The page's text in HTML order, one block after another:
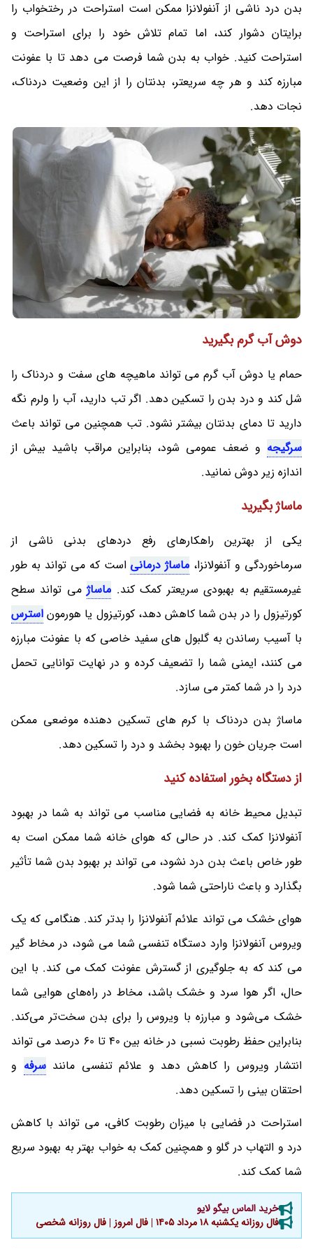
بدن درد ناشی از آنفولانزا ممکن است استراحت در رختخواب را
برایتان دشوار کند، اما تمام تلاش خود را برای استراحت و
استراحت کنید. خواب به بدن شما فرصت می دهد تا با عفونت
مبارزه کند و هر چه سریعتر، بدنتان را از این وضعیت دردناک،
نجات دهد.
دوش آب گرم بگیرید
حمام یا دوش آب گرم می تواند ماهیچه های سفت و دردناک را
شل کند و درد بدن را تسکین دهد. اگر تب دارید، آب را ولرم نگه
دارید تا دمای بدنتان بیشتر نشود. تب همچنین می تواند باعث
سرگیجه و ضعف عمومی شود، بنابراین مراقب باشید بیش از
اندازه زیر دوش نمانید.
ماساژ بگیرید
یکی از بهترین راهکارهای رفع دردهای بدنی ناشی از
سرماخوردگی و آنفولانزا، ماساژ درمانی است که می تواند به طور
غیرمستقیم به بهبودی سریعتر کمک کند. ماساژمی تواند سطح
کورتیزول را در بدن شما کاهش دهد، کورتیزول یا هورمون استرس
با آسیب رساندن به گلبول های سفید خاصی که با عفونت مبارزه
می کنند، ایمنی شما را تضعیف کرده و در نهایت توانایی تحمل
درد را در شما کمتر می سازد.
ماساژ بدن دردناک با کرم های تسکین دهنده موضعی ممکن
است جریان خون را بهبود بخشد و درد را تسکین دهد.
از دستگاه بخور استفاده کنید
تبدیل محیط خانه به فضایی مناسب می تواند به شما در بهبود
آنفولانزا کمک کند. در حالی که هوای خانه شما ممکن است به
طور خاص باعث بدن درد نشود، می تواند بر بهبود بدن شما تأثیر
بگذارد و باعث ناراحتی شما شود.
هوای خشک می تواند علائم آنفولانزا را بدتر کند. هنگامی که یک
ویروس آنفولانزا وارد دستگاه تنفسی شما می شود، در مخاط گیر
می کند که به جلوگیری از گسترش عفونت کمک می کند. با این
حال، اگر هوا سرد و خشک باشد، مخاط در راه‌های هوایی شما
خشک می‌شود و مبارزه با ویروس را برای بدن سخت‌تر می‌کند.
بنابراین حفظ رطوبت نسبی در خانه بین 40 تا 60 درصد می تواند
انتشار ویروس را کاهش دهد و علائم تنفسی مانندسرفه و
احتقان بینی را تسکین دهد.
استراحت در فضایی با میزان رطوبت کافی، می تواند با کاهش
درد و التهاب در گلو و همچنین کمک به خواب بهتر به بهبود سریع
شما کمک کند.
خرید الماس بیگو لایو
فال روزانه یکشنبه ۱۸ مرداد ۱۴۰۵ | فال امروز | فال روزانه شخصی